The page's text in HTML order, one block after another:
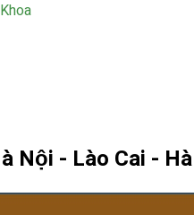
Nội - Lào Cai -